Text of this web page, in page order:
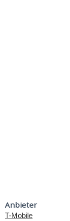
Anbieter
T-Mobile